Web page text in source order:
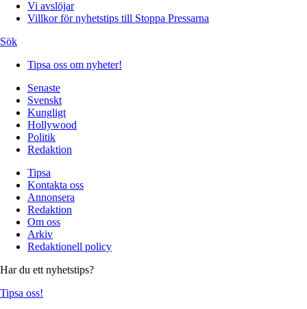
Vi avslöjar
Villkor för nyhetstips till Stoppa Pressarna
Sök
Tipsa oss om nyheter!
Senaste
Svenskt
Kungligt
Hollywood
Politik
Redaktion
Tipsa
Kontakta oss
Annonsera
Redaktion
Om oss
Arkiv
Redaktionell policy
Har du ett nyhetstips?
Tipsa oss!